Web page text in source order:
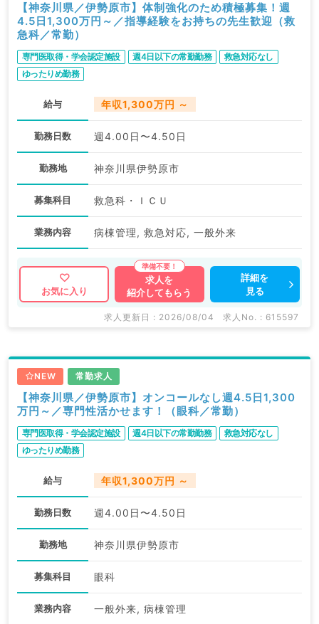
【神奈川県／伊勢原市】体制強化のため積極募集！週
4.5日1,300万円～／指導経験をお持ちの先生歓迎（救
急科／常勤）
専門医取得・学会認定施設 週4日以下の常勤勤務
救急対応なし
ゆったりめ勤務
給与 年収1,300万円 ～
勤務日数 週4.00日〜4.50日
勤務地 神奈川県伊勢原市
募集科目 救急科・ＩＣＵ
業務内容 病棟管理, 救急対応, 一般外来
お気に入り
求人を
紹介してもらう
詳細を
見る
求人更新日 : 2026/08/04 求人No. : 615597
NEW 常勤求人
【神奈川県／伊勢原市】オンコールなし週4.5日1,300
万円～／専門性活かせます！（眼科／常勤）
専門医取得・学会認定施設 週4日以下の常勤勤務
救急対応なし
ゆったりめ勤務
給与 年収1,300万円 ～
勤務日数 週4.00日〜4.50日
勤務地 神奈川県伊勢原市
募集科目 眼科
業務内容 一般外来, 病棟管理